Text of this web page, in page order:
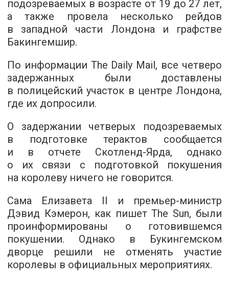
подозреваемых в возрасте от 19 до 27 лет,
а также провела несколько рейдов
в западной части Лондона и графстве
Бакингемшир.
По информации The Daily Mail, все четверо
задержанных были доставлены
в полицейский участок в центре Лондона,
где их допросили.
О задержании четверых подозреваемых
в подготовке терактов сообщается
и в отчете Скотленд-Ярда, однако
о их связи с подготовкой покушения
на королеву ничего не говорится.
Сама Елизавета II и премьер-министр
Дэвид Кэмерон, как пишет The Sun, были
проинформированы о готовившемся
покушении. Однако в Букингемском
дворце решили не отменять участие
королевы в официальных мероприятиях.